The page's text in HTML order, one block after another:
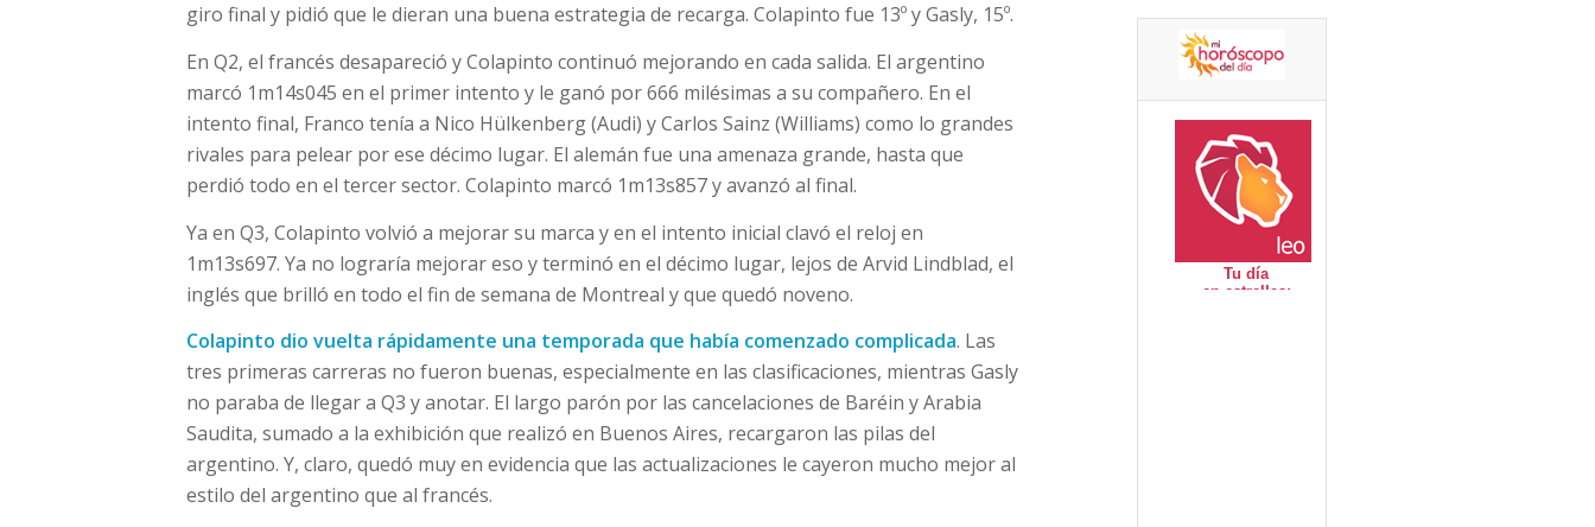
giro final y pidió que le dieran una buena estrategia de recarga. Colapinto fue 13º y Gasly, 15º.
En Q2, el francés desapareció y Colapinto continuó mejorando en cada salida. El argentino
marcó 1m14s045 en el primer intento y le ganó por 666 milésimas a su compañero. En el
intento final, Franco tenía a Nico Hülkenberg (Audi) y Carlos Sainz (Williams) como lo grandes
rivales para pelear por ese décimo lugar. El alemán fue una amenaza grande, hasta que
perdió todo en el tercer sector. Colapinto marcó 1m13s857 y avanzó al final.
Ya en Q3, Colapinto volvió a mejorar su marca y en el intento inicial clavó el reloj en
1m13s697. Ya no lograría mejorar eso y terminó en el décimo lugar, lejos de Arvid Lindblad, el
inglés que brilló en todo el fin de semana de Montreal y que quedó noveno.
Colapinto dio vuelta rápidamente una temporada que había comenzado complicada. Las
tres primeras carreras no fueron buenas, especialmente en las clasificaciones, mientras Gasly
no paraba de llegar a Q3 y anotar. El largo parón por las cancelaciones de Baréin y Arabia
Saudita, sumado a la exhibición que realizó en Buenos Aires, recargaron las pilas del
argentino. Y, claro, quedó muy en evidencia que las actualizaciones le cayeron mucho mejor al
estilo del argentino que al francés.